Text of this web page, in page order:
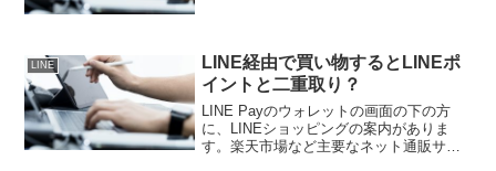
しょう。本名が思わ...
LINE
LINE経由で買い物するとLINEポ
イントと二重取り？
LINE Payのウォレットの画面の下の方
に、LINEショッピングの案内がありま
す。楽天市場など主要なネット通販サイ